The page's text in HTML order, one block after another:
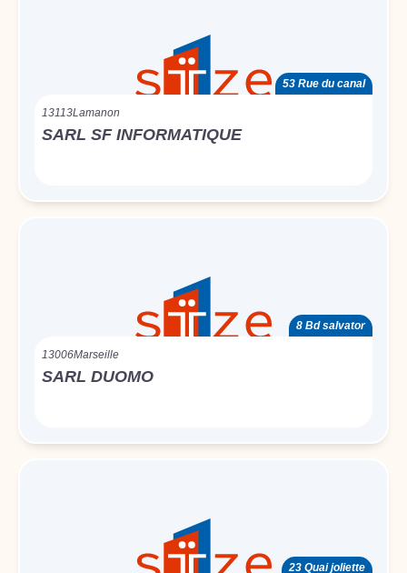
53 Rue du canal
13113Lamanon
SARL SF INFORMATIQUE
8 Bd salvator
13006Marseille
SARL DUOMO
23 Quai joliette